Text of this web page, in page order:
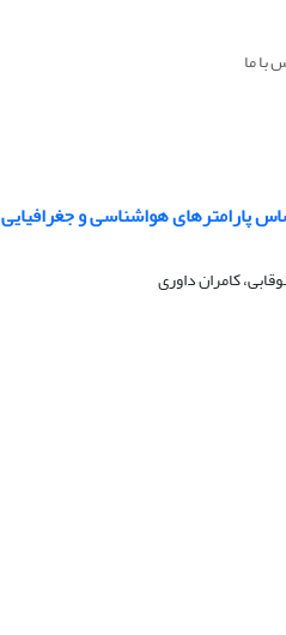
با ما
پارامترهای هواشناسی و جغرافیایی
کامران داوری